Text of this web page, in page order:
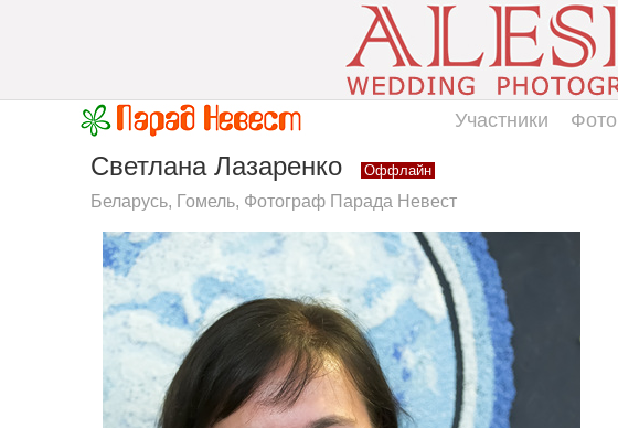
Участники Фото
Светлана Лазаренко Оффлайн
Беларусь, Гомель, Фотограф Парада Невест